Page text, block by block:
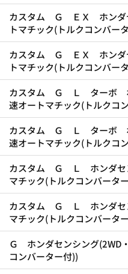
カスタム Ｇ ＥＸ ホンダ
トマチック(トルクコンバー
カスタム Ｇ ＥＸ ホンダ
トマチック(トルクコンバー
カスタム Ｇ Ｌ ターボ ホ
速オートマチック(トルクコ
カスタム Ｇ Ｌ ターボ ホ
速オートマチック(トルクコ
カスタム Ｇ Ｌ ホンダセ
マチック(トルクコンバータ
カスタム Ｇ Ｌ ホンダセ
マチック(トルクコンバータ
Ｇ ホンダセンシング(2WD
コンバーター付))